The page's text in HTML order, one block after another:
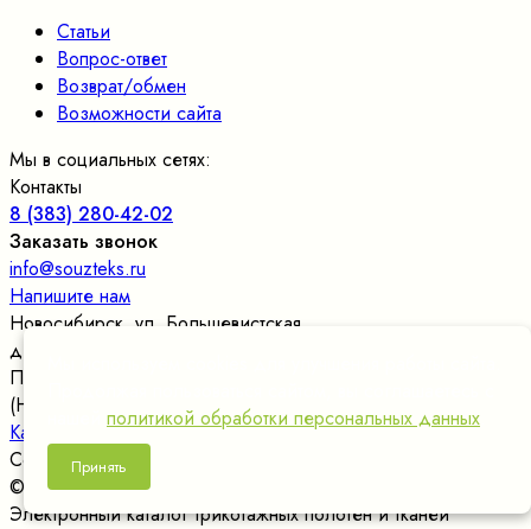
Статьи
Вопрос-ответ
Возврат/обмен
Возможности сайта
Мы в социальных сетях:
Контакты
8 (383) 280-42-02
Заказать звонок
info@souzteks.ru
Напишите нам
Новосибирск ул. Большевистская,
д.177/24, оф.109
Пн. – Пт.: с 9:00 до 17:30
(Новосибирское время)
Карта сайта
Сообщить об ошибке
© 2004—2026 Союзтекс
Электронный каталог трикотажных полотен и тканей
политикой обработки персональных данных
Принять